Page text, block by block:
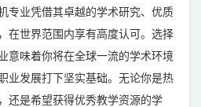
专业凭借其卓越的学术研究、优质
在世界范围内享有高度认可。选择
意味着你将在全球一流的学术环境
业发展打下坚实基础。无论你是热
还是希望获得优秀教学资源的学